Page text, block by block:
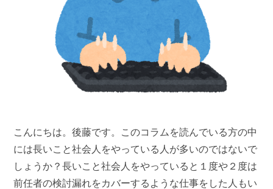
こんにちは。後藤です。このコラムを読んでいる方の中
には長いこと社会人をやっている人が多いのではないで
しょうか？長いこと社会人をやっていると１度や２度は
前任者の検討漏れをカバーするような仕事をした人もい